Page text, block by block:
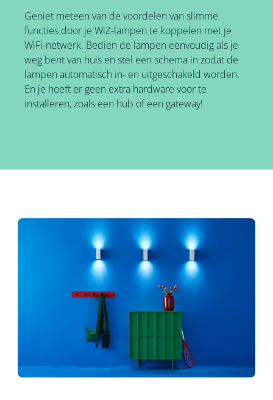
Geniet meteen van de voordelen van slimme
functies door je WiZ-lampen te koppelen met je
WiFi-netwerk. Bedien de lampen eenvoudig als je
weg bent van huis en stel een schema in zodat de
lampen automatisch in- en uitgeschakeld worden.
En je hoeft er geen extra hardware voor te
installeren, zoals een hub of een gateway!